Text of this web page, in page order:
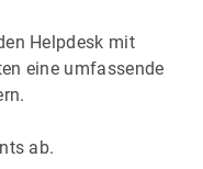
Helpdesk mit
eine umfassende
ab.